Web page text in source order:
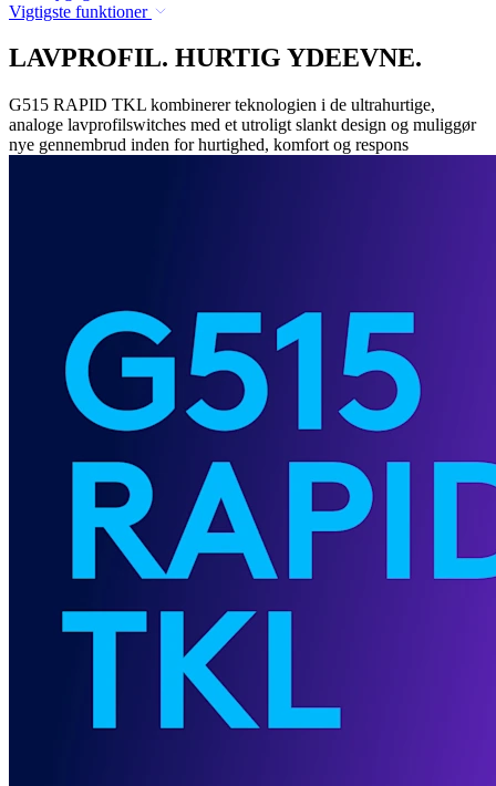
Vigtigste funktioner
LAVPROFIL. HURTIG YDEEVNE.
G515 RAPID TKL kombinerer teknologien i de ultrahurtige,
analoge lavprofilswitches med et utroligt slankt design og muliggør
nye gennembrud inden for hurtighed, komfort og respons